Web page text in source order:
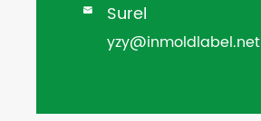
 Surel
yzy@inmoldlabel.net